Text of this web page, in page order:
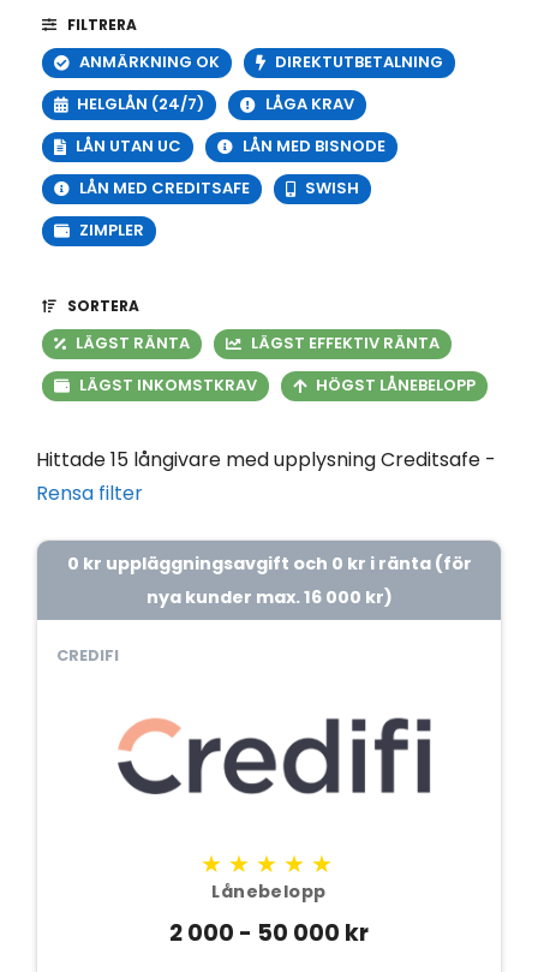
FILTRERA
ANMÄRKNING OK
DIREKTUTBETALNING
HELGLÅN (24/7)
LÅGA KRAV
LÅN UTAN UC
LÅN MED BISNODE
LÅN MED CREDITSAFE
SWISH
ZIMPLER
SORTERA
LÄGST RÄNTA
LÄGST EFFEKTIV RÄNTA
LÄGST INKOMSTKRAV
HÖGST LÅNEBELOPP
Hittade 15 långivare med upplysning Creditsafe -
Rensa filter
0 kr uppläggningsavgift och 0 kr i ränta (för
nya kunder max. 16 000 kr)
CREDIFI
★★★★★
Lånebelopp
2 000 - 50 000 kr